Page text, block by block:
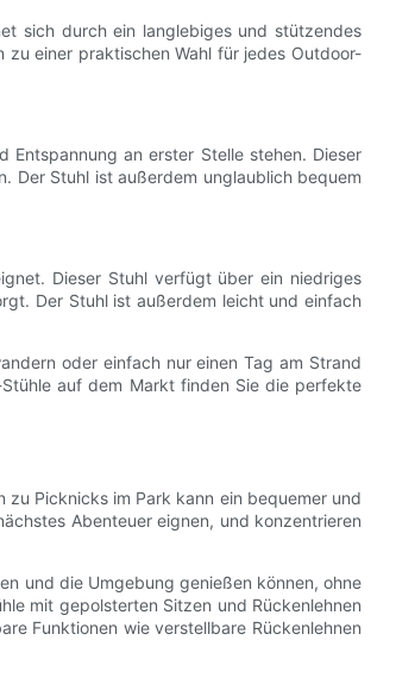
sich durch ein langlebiges und stützendes
einer praktischen Wahl für jedes Outdoor-
an erster Stelle stehen. Dieser
Der Stuhl ist außerdem unglaublich bequem
Dieser Stuhl verfügt über ein niedriges
Der Stuhl ist außerdem leicht und einfach
oder einfach nur einen Tag am Strand
auf dem Markt finden Sie die perfekte
Picknicks im Park kann ein bequemer und
Abenteuer eignen, und konzentrieren
und die Umgebung genießen können, ohne
mit gepolsterten Sitzen und Rückenlehnen
Funktionen wie verstellbare Rückenlehnen